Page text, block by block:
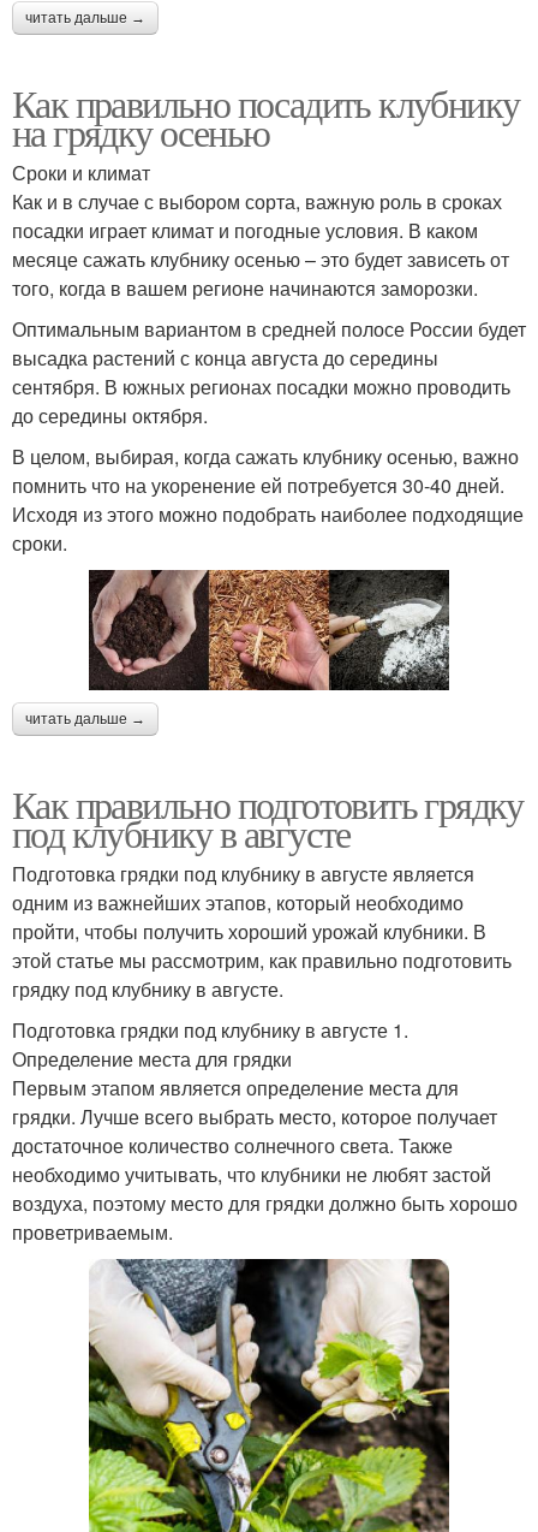
читать дальше →
Как правильно посадить клубнику
на грядку осенью
Сроки и климат
Как и в случае с выбором сорта, важную роль в сроках
посадки играет климат и погодные условия. В каком
месяце сажать клубнику осенью – это будет зависеть от
того, когда в вашем регионе начинаются заморозки.
Оптимальным вариантом в средней полосе России будет
высадка растений с конца августа до середины
сентября. В южных регионах посадки можно проводить
до середины октября.
В целом, выбирая, когда сажать клубнику осенью, важно
помнить что на укоренение ей потребуется 30-40 дней.
Исходя из этого можно подобрать наиболее подходящие
сроки.
читать дальше →
Как правильно подготовить грядку
под клубнику в августе
Подготовка грядки под клубнику в августе является
одним из важнейших этапов, который необходимо
пройти, чтобы получить хороший урожай клубники. В
этой статье мы рассмотрим, как правильно подготовить
грядку под клубнику в августе.
Подготовка грядки под клубнику в августе 1.
Определение места для грядки
Первым этапом является определение места для
грядки. Лучше всего выбрать место, которое получает
достаточное количество солнечного света. Также
необходимо учитывать, что клубники не любят застой
воздуха, поэтому место для грядки должно быть хорошо
проветриваемым.